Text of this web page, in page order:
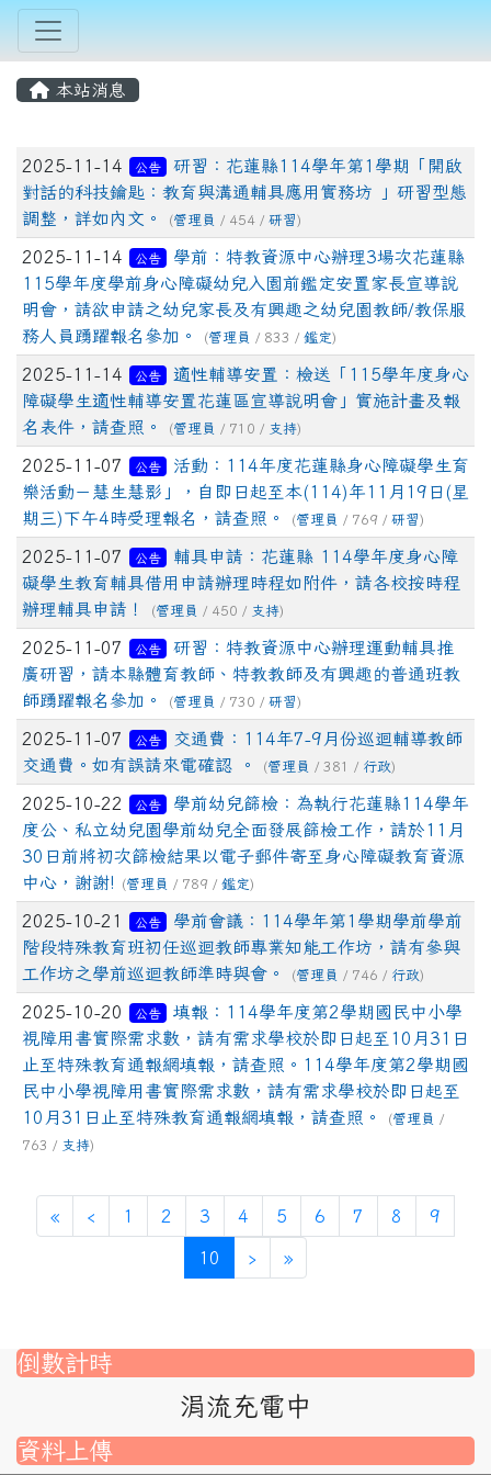
本站消息
文章列表
2025-11-14 公告
研習：花蓮縣114學年第1學期「開啟
對話的科技鑰匙：教育與溝通輔具應用實務坊 」研習型態
調整，詳如內文。
(管理員 / 454 / 研習)
2025-11-14 公告
學前：特教資源中心辦理3場次花蓮縣
115學年度學前身心障礙幼兒入園前鑑定安置家長宣導說
明會，請欲申請之幼兒家長及有興趣之幼兒園教師/教保服
務人員踴躍報名參加。
(管理員 / 833 / 鑑定)
2025-11-14 公告
適性輔導安置：檢送「115學年度身心
障礙學生適性輔導安置花蓮區宣導說明會」實施計畫及報
名表件，請查照。
(管理員 / 710 / 支持)
2025-11-07 公告
活動：114年度花蓮縣身心障礙學生育
樂活動－慧生慧影」，自即日起至本(114)年11月19日(星
期三)下午4時受理報名，請查照。
(管理員 / 769 / 研習)
2025-11-07 公告
輔具申請：花蓮縣 114學年度身心障
礙學生教育輔具借用申請辦理時程如附件，請各校按時程
辦理輔具申請！
(管理員 / 450 / 支持)
2025-11-07 公告
研習：特教資源中心辦理運動輔具推
廣研習，請本縣體育教師、特教教師及有興趣的普通班教
師踴躍報名參加。
(管理員 / 730 / 研習)
2025-11-07 公告
交通費：114年7-9月份巡迴輔導教師
交通費。如有誤請來電確認 。
(管理員 / 381 / 行政)
2025-10-22 公告
學前幼兒篩檢：為執行花蓮縣114學年
度公、私立幼兒園學前幼兒全面發展篩檢工作，請於11月
30日前將初次篩檢結果以電子郵件寄至身心障礙教育資源
中心，謝謝!
(管理員 / 789 / 鑑定)
2025-10-21 公告
學前會議：114學年第1學期學前學前
階段特殊教育班初任巡迴教師專業知能工作坊，請有參與
工作坊之學前巡迴教師準時與會。
(管理員 / 746 / 行政)
2025-10-20 公告
填報：114學年度第2學期國民中小學
視障用書實際需求數，請有需求學校於即日起至10月31日
止至特殊教育通報網填報，請查照。114學年度第2學期國
民中小學視障用書實際需求數，請有需求學校於即日起至
10月31日止至特殊教育通報網填報，請查照。
(管理員
/
763 / 支持)
«第一頁
‹ 上一頁
1 2 3 4 5 6 7 8 9
10 (目前頁次)
›下一頁
»最後頁
倒數計時
涓流充電中
資料上傳